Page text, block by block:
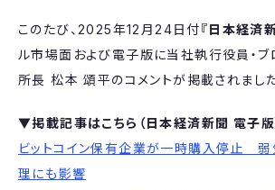
このたび、2025年12月24日付『日本経済
ル市場面および電子版に当社執行役員・ブ
所長 松本 頌平のコメントが掲載されました
▼掲載記事はこちら（日本経済新聞 電子版
ビットコイン保有企業が一時購入停止 弱
理にも影響